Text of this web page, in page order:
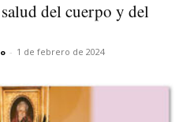
del cuerpo y del
- 1 de febrero de 2024